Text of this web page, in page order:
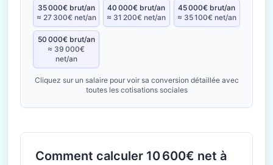
35 000€ brut/an
≈ 27 300€ net/an
40 000€ brut/an
≈ 31 200€ net/an
45 000€ brut/an
≈ 35 100€ net/an
50 000€ brut/an
≈ 39 000€
net/an
Cliquez sur un salaire pour voir sa conversion détaillée avec
toutes les cotisations sociales
Comment calculer 10 600€ net à